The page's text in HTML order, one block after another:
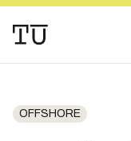
OFFSHORE